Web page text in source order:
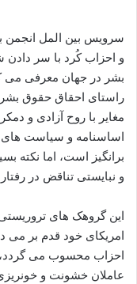
ل
ل
سرویس بین المل انجمن
و احزاب کُرد با سر
بشر در جهان معرفی می
راستای احقاق حقوق
مغایر با روح آزادی و
اساسنامه و سیاست های
برانگیز است، اما نکته
و نبایستی تناقض در
این گروهک های
امریکای خود قدم بر می
احزاب محسوب می
عاملان خشونت و